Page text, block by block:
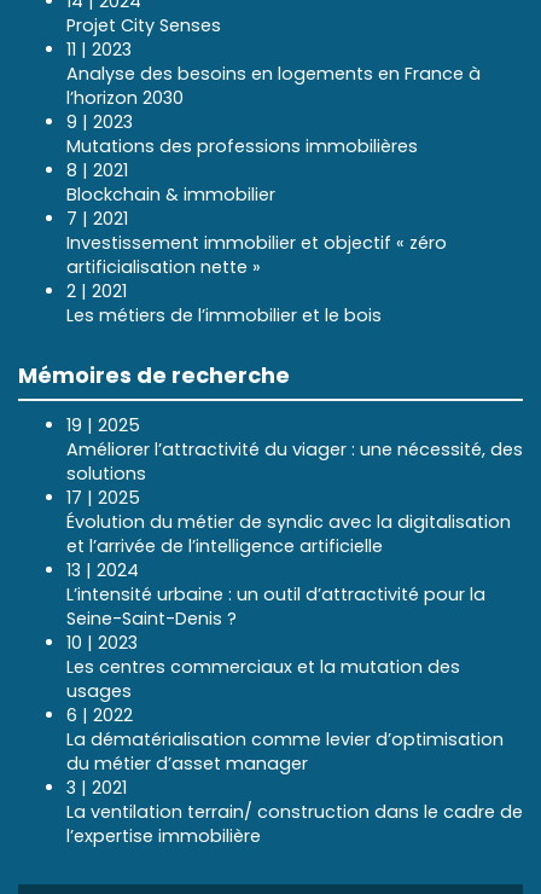
Projet City Senses
11 | 2023
Analyse des besoins en logements en France à
l’horizon 2030
9 | 2023
Mutations des professions immobilières
8 | 2021
Blockchain & immobilier
7 | 2021
Investissement immobilier et objectif « zéro
artificialisation nette »
2 | 2021
Les métiers de l’immobilier et le bois
Mémoires de recherche
19 | 2025
Améliorer l’attractivité du viager : une nécessité, des
solutions
17 | 2025
Évolution du métier de syndic avec la digitalisation
et l’arrivée de l’intelligence artificielle
13 | 2024
L’intensité urbaine : un outil d’attractivité pour la
Seine-Saint-Denis ?
10 | 2023
Les centres commerciaux et la mutation des
usages
6 | 2022
La dématérialisation comme levier d’optimisation
du métier d’asset manager
3 | 2021
La ventilation terrain/ construction dans le cadre de
l’expertise immobilière